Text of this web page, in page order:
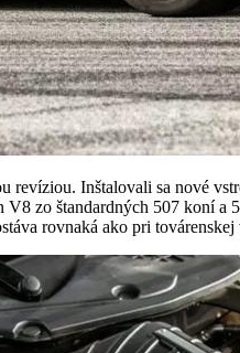
Inštalovali sa nové
zo štandardných 507 koní
rovnaká ako pri továrenskej